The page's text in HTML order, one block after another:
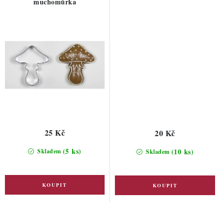
Skladem (5 ks)
25 Kč
Skladem (10 ks)
20 Kč